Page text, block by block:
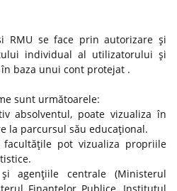
RMU se face prin autorizare şi
individual al utilizatorului şi
baza unui cont protejat .
sunt următoarele:
absolventul, poate vizualiza în
la parcursul său educaţional.
pot vizualiza propriile
agenţiile centrale (Ministerul